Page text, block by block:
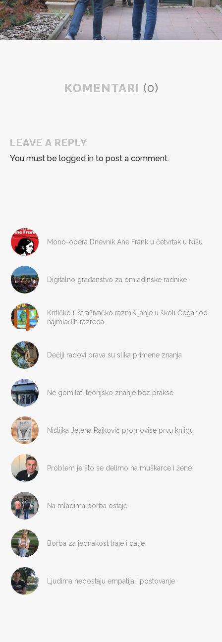
KOMENTARI (0)
LEAVE A REPLY
You must be logged in to post a comment.
Mono-opera Dnevnik Ane Frank u četvrtak u Nišu
Digitalno građanstvo za omladinske radnike
Kritičko i istraživačko razmišljanje u školi Čegar od
najmlađih razreda
Dečiji radovi prava su slika primene znanja
Ne gomilati teorijsko znanje bez prakse
Nišlijka Jelena Rajković promoviše prvu knjigu
Problem je što se delimo na muškarce i žene
Na mladima borba ostaje
Borba za jednakost traje i dalje
Ljudima nedostaju empatija i poštovanje